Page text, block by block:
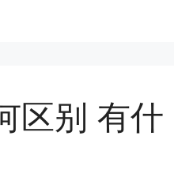
区别 有什